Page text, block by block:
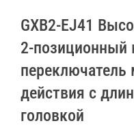
GXB2-EJ41
2-позиционный
переключатель
действия с
головкой